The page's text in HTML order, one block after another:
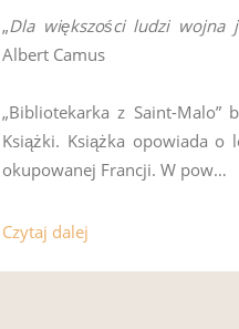
„Dla większości ludzi wojna
Albert Camus
„Bibliotekarka z Saint-Malo”
Książki. Książka opowiada o
okupowanej Francji. W pow…
Czytaj dalej